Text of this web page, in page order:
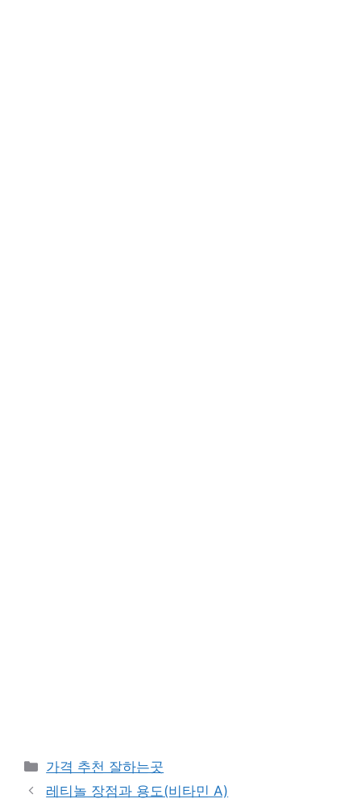
카
테
고
가격 추천 잘하는곳
레티놀 장점과 용도(비타민 A)